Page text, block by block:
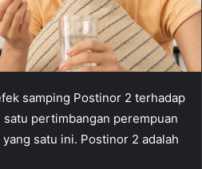
samping Postinor 2 terhadap
pertimbangan perempuan
satu ini. Postinor 2 adalah